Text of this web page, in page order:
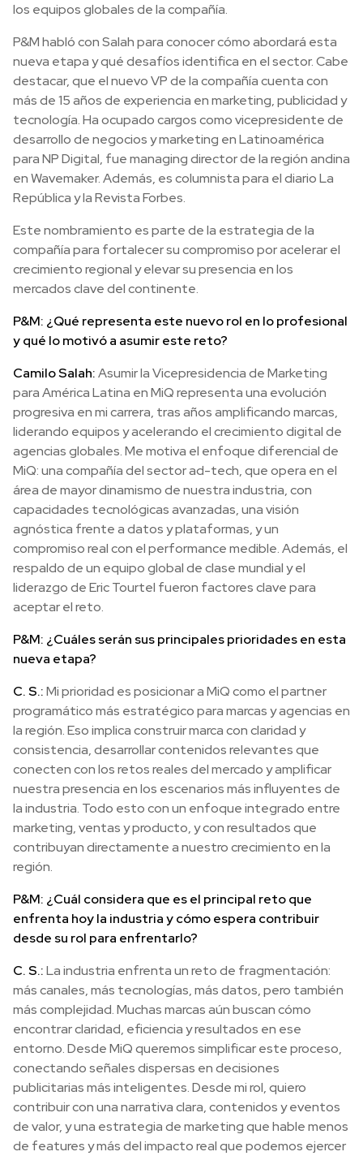
los equipos globales de la compañía.
P&M habló con Salah para conocer cómo abordará esta
nueva etapa y qué desafíos identifica en el sector. Cabe
destacar, que el nuevo VP de la compañía cuenta con
más de 15 años de experiencia en marketing, publicidad y
tecnología. Ha ocupado cargos como vicepresidente de
desarrollo de negocios y marketing en Latinoamérica
para NP Digital, fue managing director de la región andina
en Wavemaker. Además, es columnista para el diario La
República y la Revista Forbes.
Este nombramiento es parte de la estrategia de la
compañía para fortalecer su compromiso por acelerar el
crecimiento regional y elevar su presencia en los
mercados clave del continente.
P&M: ¿Qué representa este nuevo rol en lo profesional
y qué lo motivó a asumir este reto?
Camilo Salah:Asumir la Vicepresidencia de Marketing
para América Latina en MiQ representa una evolución
progresiva en mi carrera, tras años amplificando marcas,
liderando equipos y acelerando el crecimiento digital de
agencias globales. Me motiva el enfoque diferencial de
MiQ: una compañía del sector ad-tech, que opera en el
área de mayor dinamismo de nuestra industria, con
capacidades tecnológicas avanzadas, una visión
agnóstica frente a datos y plataformas, y un
compromiso real con el performance medible. Además, el
respaldo de un equipo global de clase mundial y el
liderazgo de Eric Tourtel fueron factores clave para
aceptar el reto.
P&M: ¿Cuáles serán sus principales prioridades en esta
nueva etapa?
C. S.:Mi prioridad es posicionar a MiQ como el partner
programático más estratégico para marcas y agencias en
la región. Eso implica construir marca con claridad y
consistencia, desarrollar contenidos relevantes que
conecten con los retos reales del mercado y amplificar
nuestra presencia en los escenarios más influyentes de
la industria. Todo esto con un enfoque integrado entre
marketing, ventas y producto, y con resultados que
contribuyan directamente a nuestro crecimiento en la
región.
P&M: ¿Cuál considera que es el principal reto que
enfrenta hoy la industria y cómo espera contribuir
desde su rol para enfrentarlo?
C. S.:La industria enfrenta un reto de fragmentación:
más canales, más tecnologías, más datos, pero también
más complejidad. Muchas marcas aún buscan cómo
encontrar claridad, eficiencia y resultados en ese
entorno. Desde MiQ queremos simplificar este proceso,
conectando señales dispersas en decisiones
publicitarias más inteligentes. Desde mi rol, quiero
contribuir con una narrativa clara, contenidos y eventos
de valor, y una estrategia de marketing que hable menos
de features y más del impacto real que podemos ejercer